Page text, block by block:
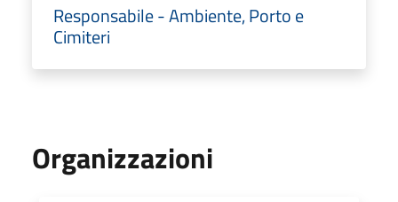
Responsabile - Ambiente, Porto e
Cimiteri
Organizzazioni